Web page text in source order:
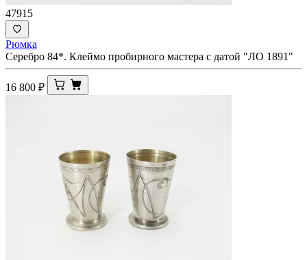
47915
Рюмка
Серебро 84*. Клеймо пробирного мастера с датой "ЛО 1891"
16 800 ₽